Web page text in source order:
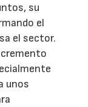
su
el
el sector.
unos